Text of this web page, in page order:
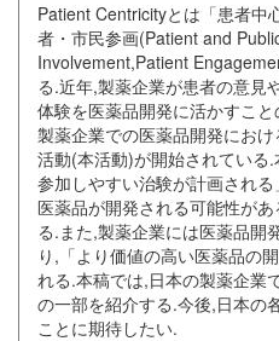
Patient Centricityとは「患者中
者・市民参画(Patient and
Involvement,Patient
る.近年,製薬企業が患者の意見
体験を医薬品開発に活かすこ
製薬企業での医薬品開発にお
活動(本活動)が開始されている
参加しやすい治験が計画され
医薬品が開発される可能性が
る.また,製薬企業には医薬品開
り,「より価値の高い医薬品の
れる.本稿では,日本の製薬企業
の一部を紹介する.今後,日本の
ことに期待したい.